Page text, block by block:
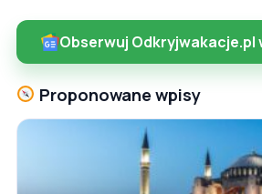
Obserwuj Odkryjwakacje.pl
Proponowane wpisy